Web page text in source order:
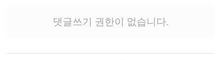
댓글쓰기 권한이 없습니다.